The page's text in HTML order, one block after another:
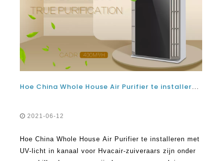
Hoe China Whole House Air Purifier te installeren met UV-licht in Kanaal voor HVAC
2021-06-12
Hoe China Whole House Air Purifier te installeren met
UV-licht in kanaal voor Hvacair-zuiveraars zijn onder